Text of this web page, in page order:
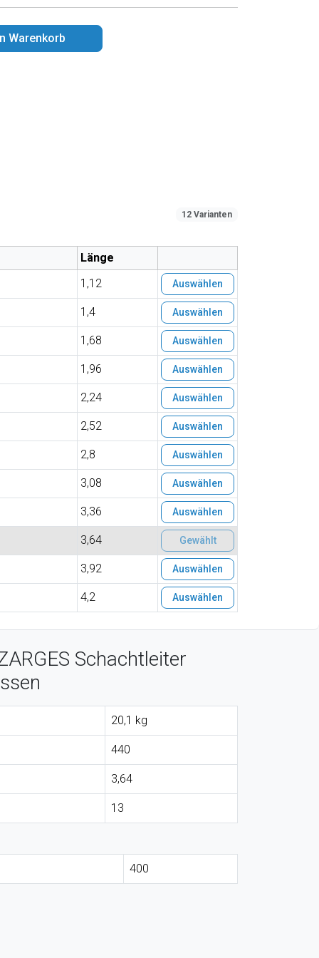
Warenkorb
12 Varianten
Länge
1,12
Auswählen
1,4 Auswählen
1,68 Auswählen
1,96 Auswählen
2,24 Auswählen
2,52 Auswählen
2,8 Auswählen
3,08 Auswählen
3,36 Auswählen
3,64 Gewählt
3,92 Auswählen
4,2 Auswählen
Schachtleiter
20,1 kg
440
3,64
13
400